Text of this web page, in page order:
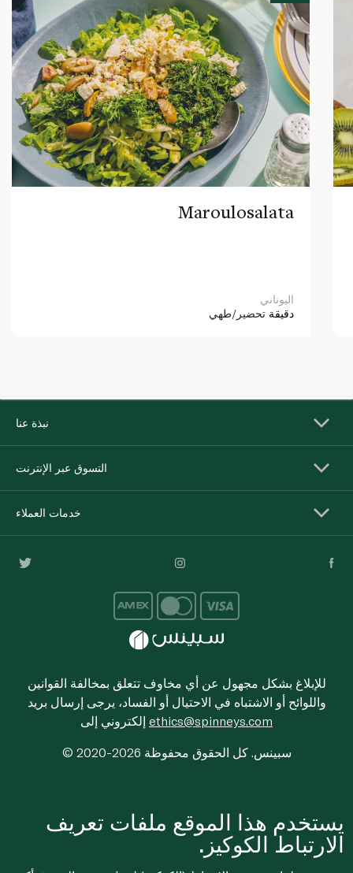
Maroulosalata
اليوناني
دقيقة تحضير/طهي
نبذة عنا
التسوق عبر الإنترنت
خدمات العملاء
للإبلاغ بشكل مجهول عن أي مخاوف تتعلق بمخالفة القوانين
واللوائح أو الاشتباه في الاحتيال أو الفساد، يرجى إرسال بريد
ethics@spinneys.com
© 2020-2026 سبينس. كل الحقوق محفوظة
يستخدم هذا الموقع ملفات تعريف
الارتباط الكوكيز.